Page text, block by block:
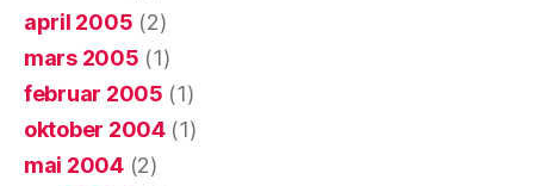
april 2005 (2)
mars 2005 (1)
februar 2005 (1)
oktober 2004(1)
mai 2004(2)